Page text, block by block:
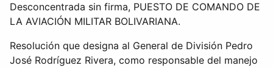
Desconcentrada sin firma, PUESTO DE COMANDO DE
LA AVIACIÓN MILITAR BOLIVARIANA.
Resolución que designa al General de División Pedro
José Rodríguez Rivera, como responsable del manejo